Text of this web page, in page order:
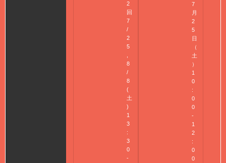
2
回
7
/
2
5
8
/
8
(
土
)
1
3
:
3
0
-
7
月
2
5
日
（
土
）
1
0
:
0
0
-
1
2
:
0
0